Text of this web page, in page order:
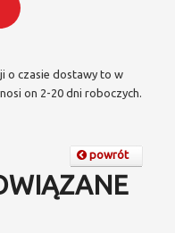
o czasie dostawy to w
on 2-20 dni roboczych.
powrót